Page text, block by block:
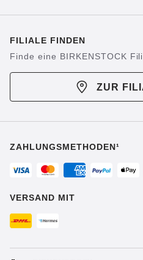
FILIALE FINDEN
Finde eine BIRKENSTOCK
ZUR
ZAHLUNGSMETHODEN¹
VERSAND MIT